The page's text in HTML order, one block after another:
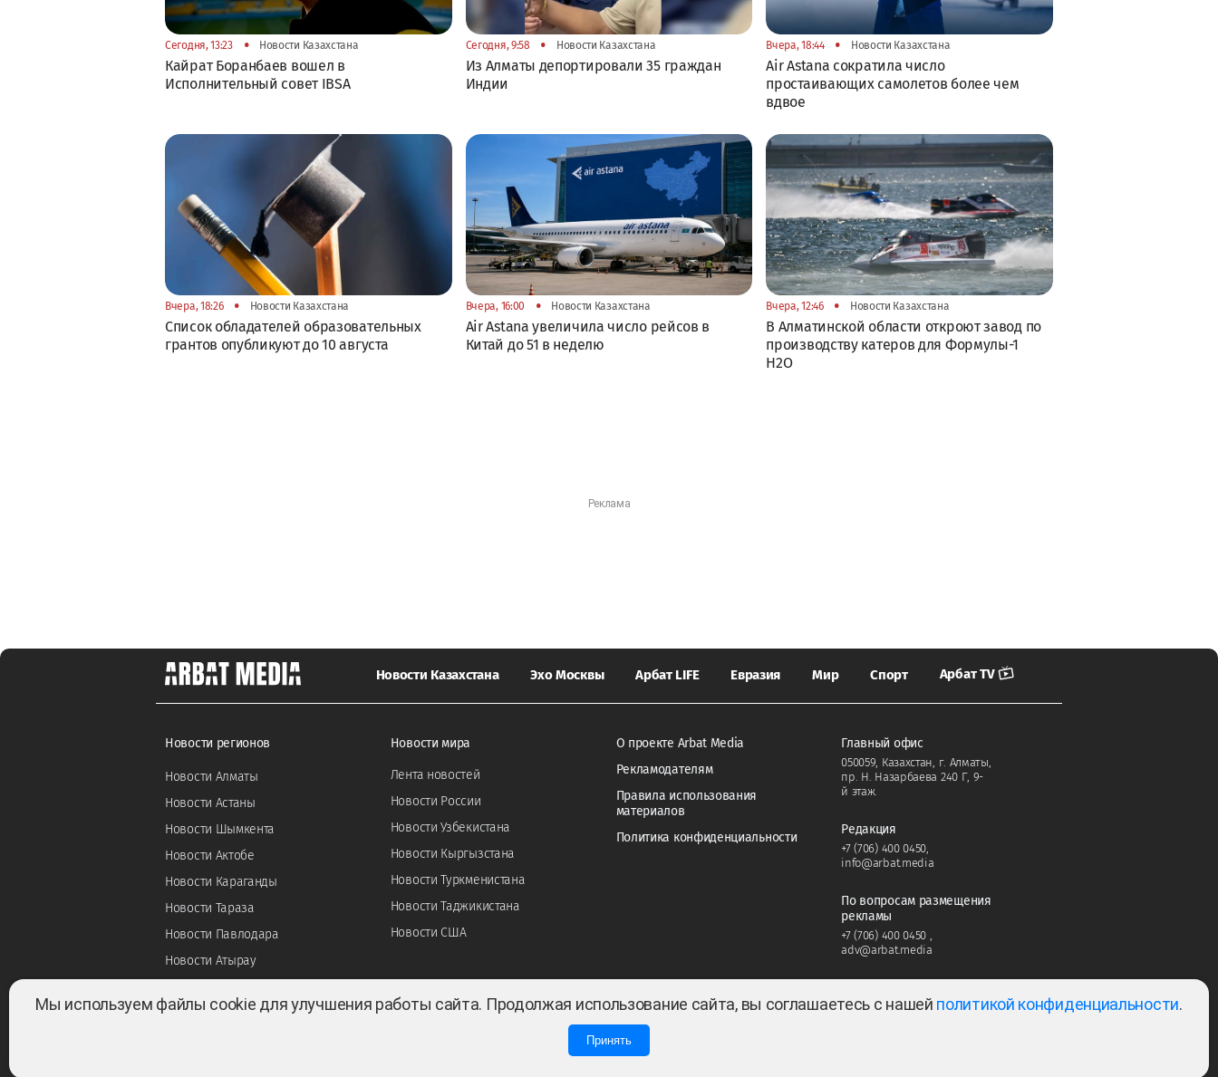
Сегодня, 13:23 • Новости Казахстана
Кайрат Боранбаев вошел в
Исполнительный совет IBSA
Сегодня, 9:58 • Новости Казахстана
Из Алматы депортировали 35 граждан
Индии
Вчера, 18:44 • Новости Казахстана
Air Astana сократила число
простаивающих самолетов более чем
вдвое
Вчера, 18:26 • Новости Казахстана
Список обладателей образовательных
грантов опубликуют до 10 августа
Вчера, 16:00 • Новости Казахстана
Air Astana увеличила число рейсов в
Китай до 51 в неделю
Вчера, 12:46 • Новости Казахстана
В Алматинской области откроют завод по
производству катеров для Формулы-1
H2O
Новости Казахстана Эхо Москвы Арбат LIFE Евразия Мир Спорт Арбат TV
Новости регионов
Новости Алматы
Новости Астаны
Новости Шымкента
Новости Актобе
Новости Караганды
Новости Тараза
Новости Павлодара
Новости Атырау
Новости мира
Лента новостей
Новости России
Новости Узбекистана
Новости Кыргызстана
Новости Туркменистана
Новости Таджикистана
Новости США
О проекте Arbat Media
Рекламодателям
Правила использования
материалов
Политика конфиденциальности
Главный офис
050059, Казахстан, г. Алматы,
пр. Н. Назарбаева 240 Г, 9-
й этаж.
Редакция
+7 (706) 400 0450
info@arbat.media
По вопросам размещения
рекламы
+7 (706) 400 0450
adv@arbat.media
Тема:
Мы используем файлы cookie для улучшения работы сайта. Продолжая использование сайта, вы соглашаетесь с нашей политикой конфиденциальности.
Принять